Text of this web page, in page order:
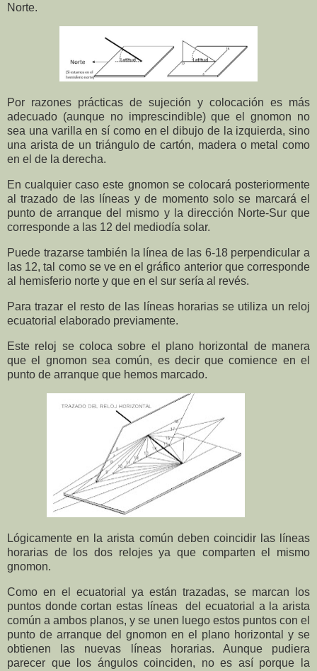
Norte.
Por razones prácticas de sujeción y colocación es más
adecuado (aunque no imprescindible) que el gnomon no
sea una varilla en sí como en el dibujo de la izquierda, sino
una arista de un triángulo de cartón, madera o metal como
en el de la derecha.
En cualquier caso este gnomon se colocará posteriormente
al trazado de las líneas y de momento solo se marcará el
punto de arranque del mismo y la dirección Norte-Sur que
corresponde a las 12 del mediodía solar.
Puede trazarse también la línea de las 6-18 perpendicular a
las 12, tal como se ve en el gráfico anterior que corresponde
al hemisferio norte y que en el sur sería al revés.
Para trazar el resto de las líneas horarias se utiliza un reloj
ecuatorial elaborado previamente.
Este reloj se coloca sobre el plano horizontal de manera
que el gnomon sea común, es decir que comience en el
punto de arranque que hemos marcado.
Lógicamente en la arista común deben coincidir las líneas
horarias de los dos relojes ya que comparten el mismo
gnomon.
Como en el ecuatorial ya están trazadas, se marcan los
puntos donde cortan estas líneas
del ecuatorial a la arista
común a ambos planos, y se unen luego estos puntos con el
punto de arranque del gnomon en el plano horizontal y se
obtienen las nuevas líneas horarias. Aunque pudiera
parecer que los ángulos coinciden, no es así porque la